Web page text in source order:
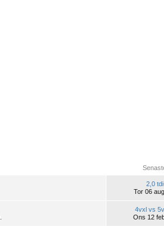
2,0
Tor 06
4vxl vs
Ons 12